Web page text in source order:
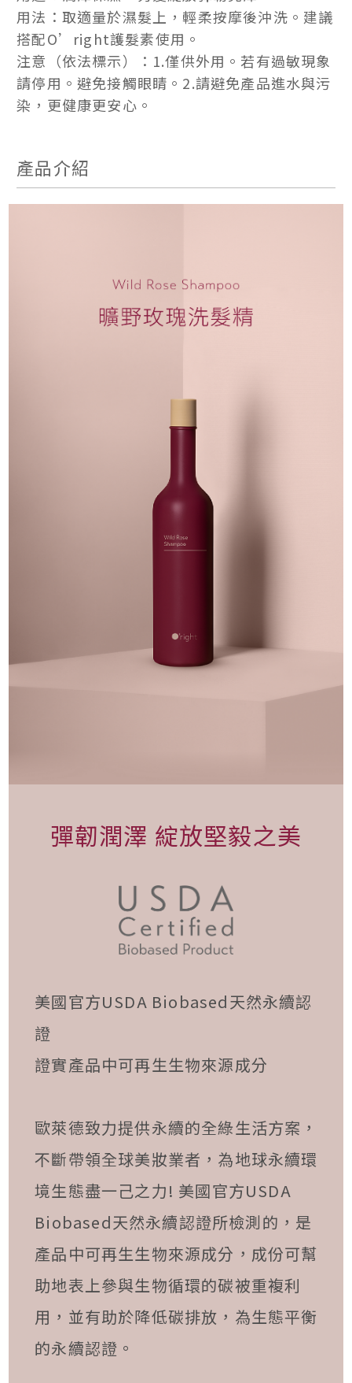
用法：取適量於濕髮上，輕柔按摩後沖洗。建議
搭配O’right護髮素使用。
注意（依法標示）：1.僅供外用。若有過敏現象
請停用。避免接觸眼睛。2.請避免產品進水與污
染，更健康更安心。
產品介紹
彈韌潤澤 綻放堅毅之美
美國官方USDA Biobased天然永續認
證
證實產品中可再生生物來源成分
歐萊德致力提供永續的全綠生活方案，
不斷帶領全球美妝業者，為地球永續環
境生態盡一己之力! 美國官方USDA
Biobased天然永續認證所檢測的，是
產品中可再生生物來源成分，成份可幫
助地表上參與生物循環的碳被重複利
用，並有助於降低碳排放，為生態平衡
的永續認證。